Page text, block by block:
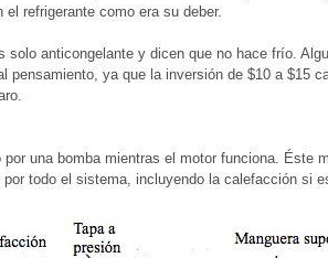
refrigerante como era su deber.
solo anticongelante y dicen que no hace frío.
pensamiento, ya que la inversión de $10 a $15
una bomba mientras el motor funciona. Éste
todo el sistema, incluyendo la calefacción si